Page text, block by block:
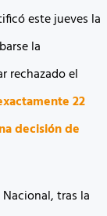
este jueves la
la
rechazado el
22
decisión de
tras la